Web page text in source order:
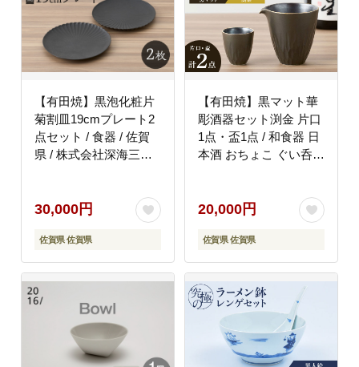
【有田焼】黒泡化粧片
菊割皿19cmプレート2
点セット / 食器 / 佐賀
県 / 株式会社深海三龍
30,000円
佐賀県 佐賀県
【有田焼】黒マット華
彫酒器セット渕金 片口
1点・盃1点 / 和食器 日
本酒 おちょこ ぐい呑
[41APAD020]
20,000円
佐賀県 佐賀県